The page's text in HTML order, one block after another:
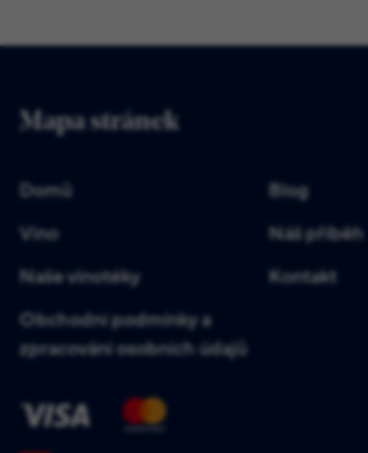
Mapa stránek
Domů
Blog
Víno
Náš příběh
Naše vinotéky
Kontakt
Obchodní podmínky a
zpracování osobních údajů